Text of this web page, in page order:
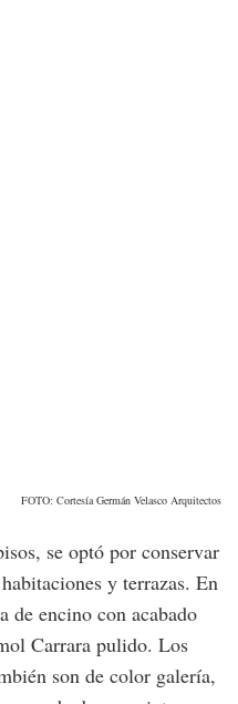
FOTO: Cortesía Germán Velasco Arquitectos
se optó por conservar
y terrazas. En
de encino con acabado
Carrara pulido. Los
son de color galería,